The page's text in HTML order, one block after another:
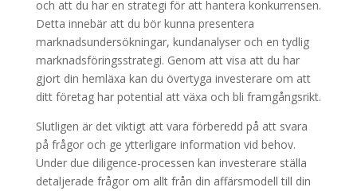
och att du har en strategi för att hantera konkurrensen.
Detta innebär att du bör kunna presentera
marknadsundersökningar, kundanalyser och en tydlig
marknadsföringsstrategi. Genom att visa att du har
gjort din hemläxa kan du övertyga investerare om att
ditt företag har potential att växa och bli framgångsrikt.
Slutligen är det viktigt att vara förberedd på att svara
på frågor och ge ytterligare information vid behov.
Under due diligence-processen kan investerare ställa
detaljerade frågor om allt från din affärsmodell till din